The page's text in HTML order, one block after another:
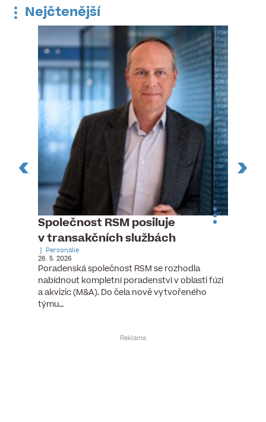
Nejčtenější
Společnost RSM posiluje
v transakčních službách
Personálie
26. 5. 2026
Poradenská společnost RSM se rozhodla
nabídnout kompletní poradenství v oblasti fúzí
a akvizic (M&A). Do čela nově vytvořeného
týmu…